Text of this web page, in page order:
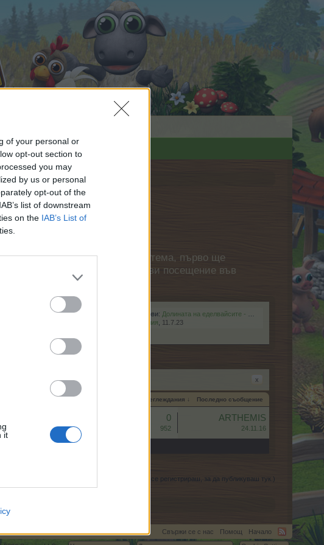
of your personal or
opt-out section to
you may
by us or personal
opt-out of the
list of downstream
on the IAB’s List of
it
да започнете своя собствена тема, първо ще
с нетърпение следващото ви посещение във
Най-нови: Долината на еделвайсите - обща информация
Кобрелия
11.7.23
x
Преглеждания ↓ Последно съобщение
акаунти) 0
952
ARTHEMIS
24.11.16
(Трябва да влезеш или да се регистрираш, за да публикуваш тук.)
Свържи се с нас Помощ
Начало